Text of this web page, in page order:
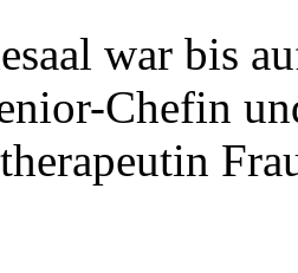
war bis
Chefin